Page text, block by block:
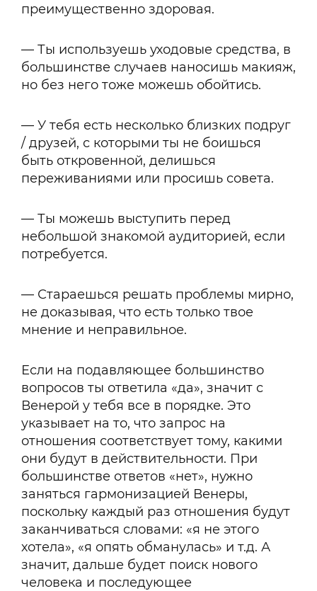
преимущественно здоровая.
— Ты используешь уходовые средства, в
большинстве случаев наносишь макияж,
но без него тоже можешь обойтись.
— У тебя есть несколько близких подруг
/ друзей, с которыми ты не боишься
быть откровенной, делишься
переживаниями или просишь совета.
— Ты можешь выступить перед
небольшой знакомой аудиторией, если
потребуется.
— Стараешься решать проблемы мирно,
не доказывая, что есть только твое
мнение и неправильное.
Если на подавляющее большинство
вопросов ты ответила «да», значит с
Венерой у тебя все в порядке. Это
указывает на то, что запрос на
отношения соответствует тому, какими
они будут в действительности. При
большинстве ответов «нет», нужно
заняться гармонизацией Венеры,
поскольку каждый раз отношения будут
заканчиваться словами: «я не этого
хотела», «я опять обманулась» и т.д. А
значит, дальше будет поиск нового
человека и последующее